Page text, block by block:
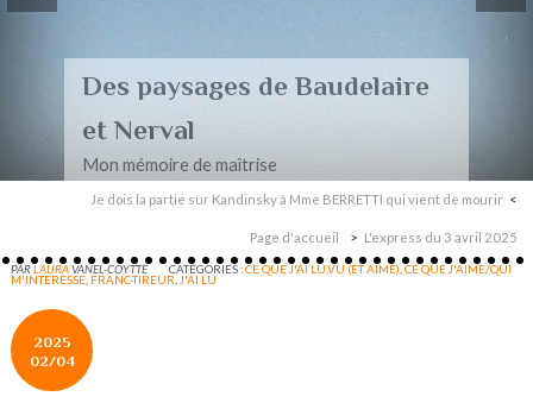
Des paysages de Baudelaire
et Nerval
Mon mémoire de maîtrise
Je dois la partie sur Kandinsky à Mme BERRETTI qui vient de mourir
Page d'accueil L'express du 3 avril 2025
PARLAURAVANEL-COYTTE CATÉGORIES :CE QUE J'AI LU,VU (ET AIMÉ) ,CE QUE J'AIME/QUI
M'INTERESSE FRANC-TIREUR J'AI LU
2025
02/04